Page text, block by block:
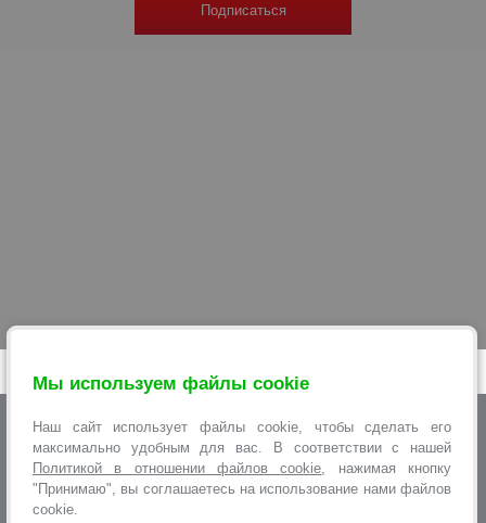
Подписаться
Мы используем файлы cookie
Наш сайт использует файлы cookie, чтобы сделать его
максимально удобным для вас. В соответствии с нашей
Политикой в отношении файлов cookie, нажимая кнопку
"Принимаю", вы соглашаетесь на использование нами файлов
cookie.
+375 29 6 10 22 11
+375 33 6 10 22 11
+375 25 6 10 22 11
+375 17 2 18 33 22
АДРЕСА МАГАЗИНОВ
ПОЛНАЯ ВЕРСИЯ